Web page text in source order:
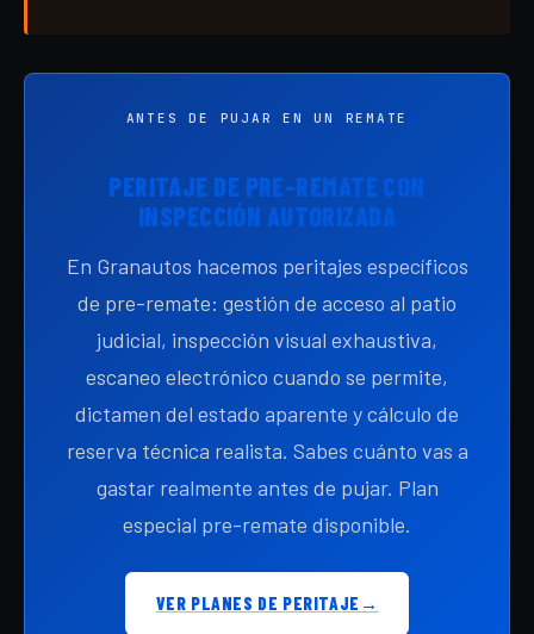
ANTES DE PUJAR EN UN REMATE
PERITAJE DE PRE-REMATE CON
INSPECCIÓN AUTORIZADA
En Granautos hacemos peritajes específicos
de pre-remate: gestión de acceso al patio
judicial, inspección visual exhaustiva,
escaneo electrónico cuando se permite,
dictamen del estado aparente y cálculo de
reserva técnica realista. Sabes cuánto vas a
gastar realmente antes de pujar. Plan
especial pre-remate disponible.
VER PLANES DE PERITAJE →